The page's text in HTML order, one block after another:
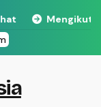
dan